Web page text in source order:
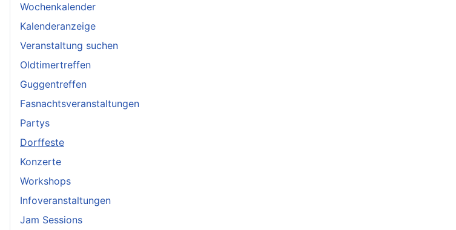
Wochenkalender
Kalenderanzeige
Veranstaltung suchen
Oldtimertreffen
Guggentreffen
Fasnachtsveranstaltungen
Partys
Dorffeste
Konzerte
Workshops
Infoveranstaltungen
Jam Sessions